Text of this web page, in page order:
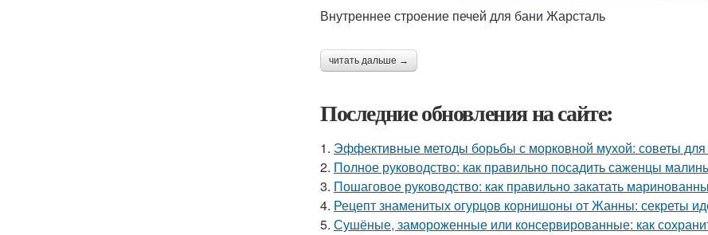
Внутреннее строение печей для бани Жарсталь
читать дальше →
Последние обновления на сайте:
1. Эффективные методы борьбы с морковной мухой: советы для
2. Полное руководство: как правильно посадить саженцы
3. Пошаговое руководство: как правильно закатать
4. Рецепт знаменитых огурцов корнишоны от Жанны: секреты
5. Сушёные, замороженные или консервированные: как